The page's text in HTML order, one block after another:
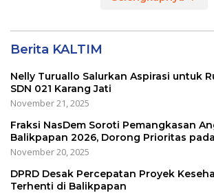
Berita KALTIM
Nelly Turuallo Salurkan Aspirasi untuk
SDN 021 Karang Jati
November 21, 2025
Fraksi NasDem Soroti Pemangkasan
Balikpapan 2026, Dorong Prioritas
November 20, 2025
DPRD Desak Percepatan Proyek
Terhenti di Balikpapan